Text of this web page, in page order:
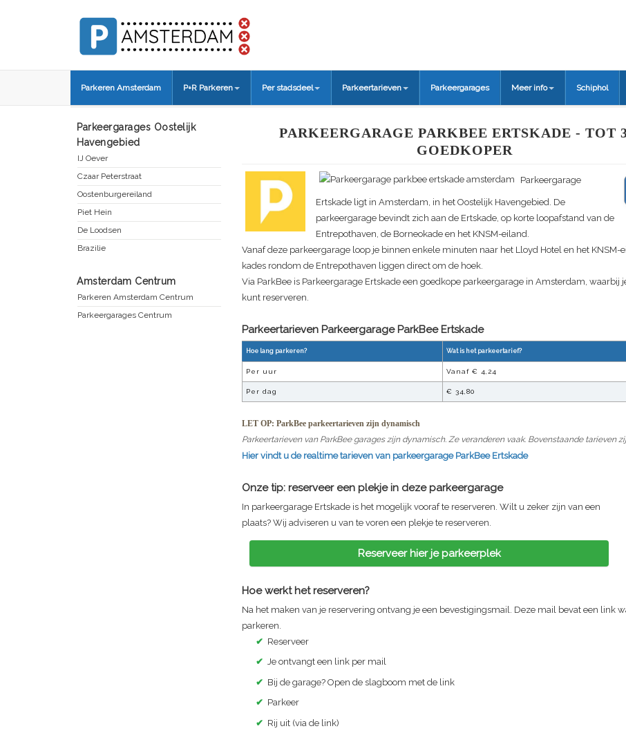
Parkeren Amsterdam P+R Parkeren Per stadsdeel Parkeertarieven Parkeergarages Meer info Schiphol
PARKEERGARAGE PARKBEE ERTSKADE - TOT
GOEDKOPER
Parkeergarage
Ertskade ligt in Amsterdam, in het Oostelijk Havengebied. De
parkeergarage bevindt zich aan de Ertskade, op korte loopafstand van de
Entrepothaven, de Borneokade en het KNSM-eiland.
Vanaf deze parkeergarage loop je binnen enkele minuten naar het Lloyd Hotel en het KNSM-
kades rondom de Entrepothaven liggen direct om de hoek.
Via ParkBee is Parkeergarage Ertskade een goedkope parkeergarage in Amsterdam, waarbij
kunt reserveren.
Parkeertarieven Parkeergarage ParkBee Ertskade
Hoe lang parkeren? Wat is het parkeertarief?
Per uur Vanaf € 4,24
Per dag € 34,80
LET OP: ParkBee parkeertarieven zijn dynamisch
Parkeertarieven van ParkBee garages zijn dynamisch. Ze veranderen vaak. Bovenstaande tarieven
Hier vindt u de realtime tarieven van parkeergarage ParkBee Ertskade
Onze tip: reserveer een plekje in deze parkeergarage
In parkeergarage Ertskade is het mogelijk vooraf te reserveren. Wilt u zeker zijn van een
plaats? Wij adviseren u van te voren een plekje te reserveren.
Reserveer hier je parkeerplek
Hoe werkt het reserveren?
Na het maken van je reservering ontvang je een bevestigingsmail. Deze mail bevat een link
parkeren.
✔ Reserveer
✔ Je ontvangt een link per mail
✔ Bij de garage? Open de slagboom met de link
✔ Parkeer
✔ Rij uit (via de link)
Parkeergarages Oostelijk
Havengebied
IJ Oever
Czaar Peterstraat
Oostenburgereiland
Piet Hein
De Loodsen
Brazilie
Amsterdam Centrum
Parkeren Amsterdam Centrum
Parkeergarages Centrum